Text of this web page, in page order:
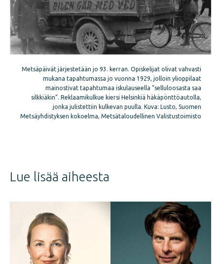
Metsäpäivät järjestetään jo 93. kerran. Opiskelijat olivat vahvasti
mukana tapahtumassa jo vuonna 1929, jolloin ylioppilaat
mainostivat tapahtumaa iskulauseella ”selluloosasta saa
silkkiäkin”. Reklaamikulkue kiersi Helsinkiä häkäpönttöautolla,
jonka julistettiin kulkevan puulla. Kuva: Lusto, Suomen
Metsäyhdistyksen kokoelma, Metsätaloudellinen Valistustoimisto
Lue lisää aiheesta